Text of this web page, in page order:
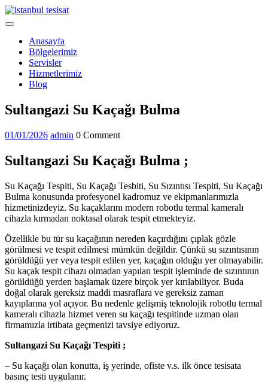
Skip
to
Open
Anasayfa
Bölgelerimiz
Servisler
Hizmetlerimiz
Blog
Close
Menu
Sultangazi Su Kaçağı Bulma
01/01/202601/01/2026
admin admin
0 Comment
Sultangazi Su Kaçağı Bulma ;
Su Kaçağı Tespiti, Su Kaçağı Tesbiti, Su Sızıntısı Tespiti, Su Kaçağı
Bulma konusunda profesyonel kadromuz ve ekipmanlarımızla
hizmetinizdeyiz. Su kaçaklarını modern robotlu termal kameralı
cihazla kırmadan noktasal olarak tespit etmekteyiz.
Özellikle bu tür su kaçağının nereden kaçırdığını çıplak gözle
görülmesi ve tespit edilmesi mümkün değildir. Çünkü su sızıntısının
görüldüğü yer veya tespit edilen yer, kaçağın olduğu yer olmayabilir.
Su kaçak tespit cihazı olmadan yapılan tespit işleminde de sızıntının
görüldüğü yerden başlamak üzere birçok yer kırılabiliyor. Buda
doğal olarak gereksiz maddi masraflara ve gereksiz zaman
kayıplarına yol açıyor. Bu nedenle gelişmiş teknolojik robotlu termal
kameralı cihazla hizmet veren su kaçağı tespitinde uzman olan
firmamızla irtibata geçmenizi tavsiye ediyoruz.
Sultangazi Su Kaçağı Tespiti ;
– Su kaçağı olan konutta, iş yerinde, ofiste v.s. ilk önce tesisata
basınç testi uygulanır.